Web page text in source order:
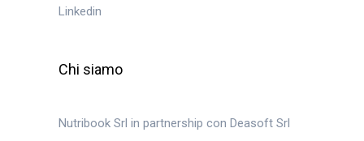
Linkedin
Chi siamo
Nutribook Srl in partnership con Deasoft Srl